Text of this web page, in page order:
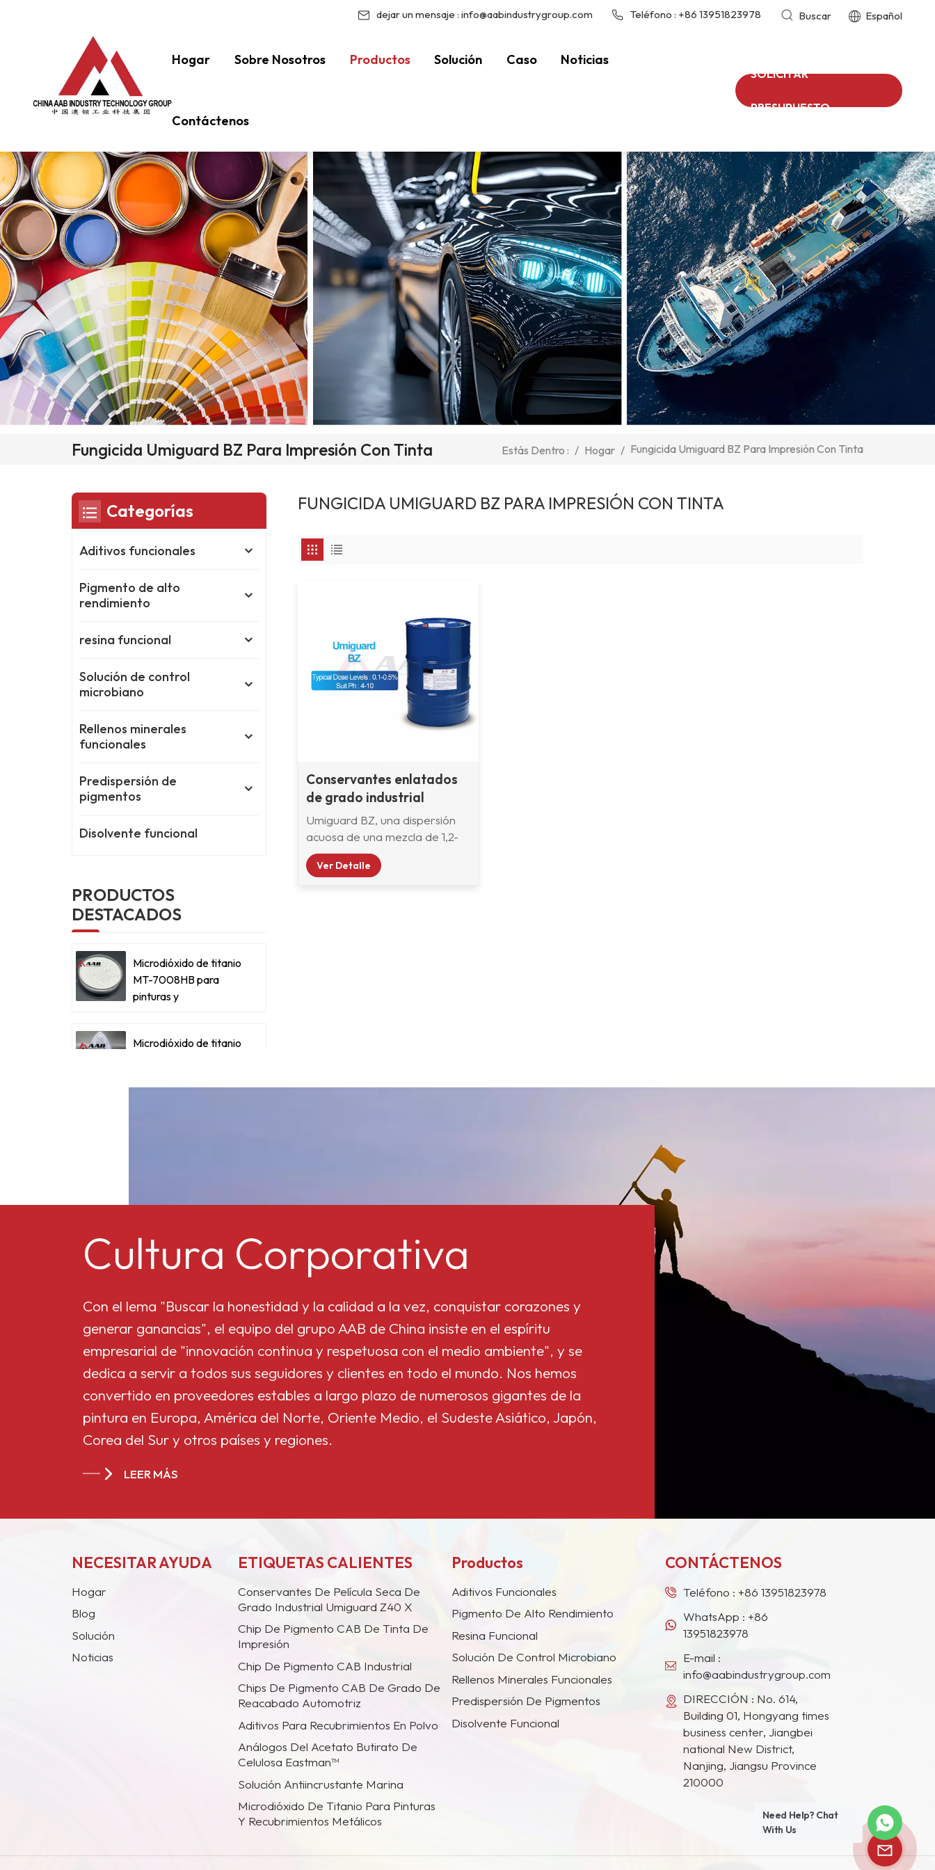
dejar un mensaje : info@aabindustrygroup.com Teléfono : +86 13951823978 Buscar Español
Hogar Sobre Nosotros Productos Solución Caso Noticias
Contáctenos
SOLICITAR
PRESUPUESTO
Fungicida Umiguard BZ Para Impresión Con Tinta Estás Dentro : / Hogar / Fungicida Umiguard BZ Para Impresión Con Tinta
FUNGICIDA UMIGUARD BZ PARA IMPRESIÓN CON TINTA
Conservantes enlatados
de grado industrial
Umiguard BZ
Umiguard BZ, una dispersión
acuosa de una mezcla de 1,2-
Benzisotiazolin-3-ona y 2-
piridina-tiol-1-óxido de zinc, es
Ver Detalle
Categorías
Aditivos funcionales
Pigmento de alto
rendimiento
resina funcional
Solución de control
microbiano
Rellenos minerales
funcionales
Predispersión de
pigmentos
Disolvente funcional
PRODUCTOS
DESTACADOS
Microdióxido de titanio
MT-7008HB para
pinturas y
Microdióxido de titanio
Acetato butirato de
Butirato de acetato
de celulosa 551-0,01
Butirato de acetato
de celulosa de China
CAB-381-20
Cultura Corporativa
Con el lema "Buscar la honestidad y la calidad a la vez, conquistar corazones y
generar ganancias", el equipo del grupo AAB de China insiste en el espíritu
empresarial de "innovación continua y respetuosa con el medio ambiente", y se
dedica a servir a todos sus seguidores y clientes en todo el mundo. Nos hemos
convertido en proveedores estables a largo plazo de numerosos gigantes de la
pintura en Europa, América del Norte, Oriente Medio, el Sudeste Asiático, Japón,
Corea del Sur y otros países y regiones.
LEER MÁS
NECESITAR AYUDA
Hogar
Blog
Solución
Noticias
ETIQUETAS CALIENTES
Conservantes De Película Seca De
Grado Industrial Umiguard Z40 X
Chip De Pigmento CAB De Tinta De
Impresión
Chip De Pigmento CAB Industrial
Chips De Pigmento CAB De Grado De
Reacabado Automotriz
Aditivos Para Recubrimientos En Polvo
Análogos Del Acetato Butirato De
Celulosa Eastman™
Solución Antiincrustante Marina
Microdióxido De Titanio Para Pinturas
Y Recubrimientos Metálicos
Productos
Aditivos Funcionales
Pigmento De Alto Rendimiento
Resina Funcional
Solución De Control Microbiano
Rellenos Minerales Funcionales
Predispersión De Pigmentos
Disolvente Funcional
CONTÁCTENOS
Teléfono :+86 13951823978
WhatsApp :+86
13951823978
E-mail :
info@aabindustrygroup.com
DIRECCIÓN : No. 614,
Building 01, Hongyang times
business center, Jiangbei
national New District,
Nanjing, Jiangsu Province
210000
Need Help? Chat
With Us